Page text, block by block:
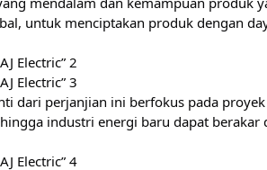
untuk menciptakan produk dengan
dari perjanjian ini berfokus pada proyek
industri energi baru dapat berakar